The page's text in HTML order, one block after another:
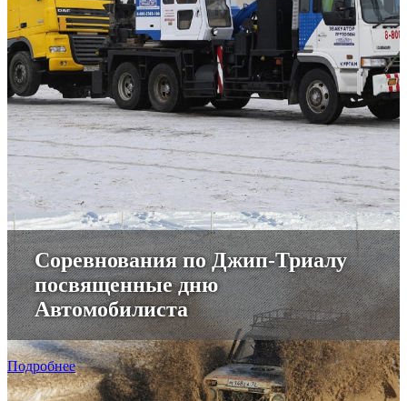
Соревнования по Джип-Триалу
посвященные дню
Автомобилиста
Подробнее